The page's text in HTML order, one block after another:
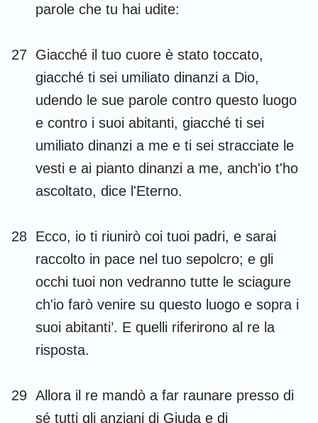
parole che tu hai udite:
27 Giacché il tuo cuore è stato toccato,
giacché ti sei umiliato dinanzi a Dio,
udendo le sue parole contro questo luogo
e contro i suoi abitanti, giacché ti sei
umiliato dinanzi a me e ti sei stracciate le
vesti e ai pianto dinanzi a me, anch'io t'ho
ascoltato, dice l'Eterno.
28 Ecco, io ti riunirò coi tuoi padri, e sarai
raccolto in pace nel tuo sepolcro; e gli
occhi tuoi non vedranno tutte le sciagure
ch'io farò venire su questo luogo e sopra i
suoi abitanti’. E quelli riferirono al re la
risposta.
29 Allora il re mandò a far raunare presso di
sé tutti gli anziani di Giuda e di